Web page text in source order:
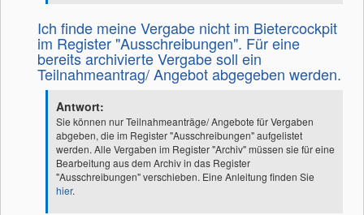
Ich finde meine Vergabe nicht im Bietercockpit
im Register "Ausschreibungen". Für eine
bereits archivierte Vergabe soll ein
Teilnahmeantrag/ Angebot abgegeben werden.
Antwort:
Sie können nur Teilnahmeanträge/ Angebote für Vergaben
abgeben, die im Register "Ausschreibungen" aufgelistet
werden. Alle Vergaben im Register "Archiv" müssen sie für eine
Bearbeitung aus dem Archiv in das Register
"Ausschreibungen" verschieben. Eine Anleitung finden Sie
hier.